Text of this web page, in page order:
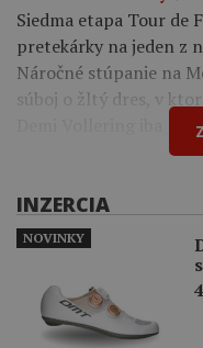
Siedma etapa Tour de
pretekárky na jeden z
Náročné stúpanie na
súboj o žltý dres, v
Demi Vollering iba 12
INZERCIA
NOVINKY